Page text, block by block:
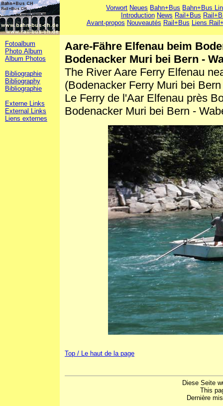
Vorwort Neues Bahn+Bus Bahn+Bus
Introduction News Rail+Bus
Avant-propos Nouveautés Rail+Bus Liens
Fotoalbum
Photo Album
Album Photos
Bibliographie
Bibliography
Bibliographie
Externe Links
External Links
Liens externes
Aare-Fähre Elfenau beim
Bodenacker Muri bei Bern -
The River Aare Ferry Elfenau
(Bodenacker Ferry Muri bei
Le Ferry de l'Aar Elfenau près
Bodenacker Muri bei Bern -
Top / Le haut de la page
Diese Seite
This
Dernière